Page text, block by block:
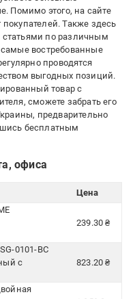
Помимо этого, на сайте
Также здесь
по различным
востребованные
проводятся
выгодных позиций.
товар с
сможете забрать его
предварительно
бесплатным
офиса
Цена
239.30 ₴
0101-BC
с
823.20 ₴